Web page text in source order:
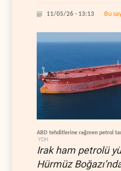
11/05/26 - 13:13 Bu
ABD tehditlerine rağmen petrol
YDH
Irak ham petrolü
Hürmüz